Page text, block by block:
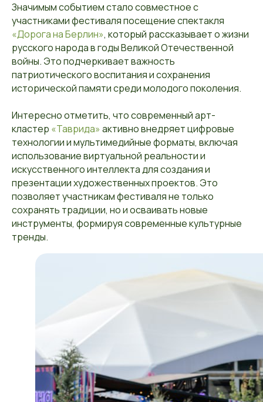
Значимым событием стало совместное с
участниками фестиваля посещение спектакля
«Дорога на Берлин», который рассказывает о жизни
русского народа в годы Великой Отечественной
войны. Это подчеркивает важность
патриотического воспитания и сохранения
исторической памяти среди молодого поколения.
Интересно отметить, что современный арт-
кластер «Таврида» активно внедряет цифровые
технологии и мультимедийные форматы, включая
использование виртуальной реальности и
искусственного интеллекта для создания и
презентации художественных проектов. Это
позволяет участникам фестиваля не только
сохранять традиции, но и осваивать новые
инструменты, формируя современные культурные
тренды.